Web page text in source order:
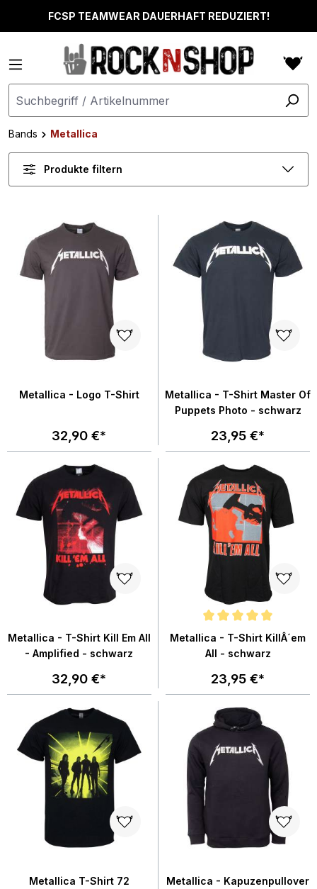
springenFCSP TEAMWEAR DAUERHAFT REDUZIERT!
Bands Metallica
Produkte filtern
Metallica - Logo T-Shirt
32,90 €*
Metallica - T-Shirt Master Of
Puppets Photo - schwarz
23,95 €*
Metallica - T-Shirt Kill Em All
- Amplified - schwarz
32,90 €*
Durchschnittliche Bewertung
Metallica - T-Shirt KillÂ´em
All - schwarz
23,95 €*
Metallica T-Shirt 72
Metallica - Kapuzenpullover